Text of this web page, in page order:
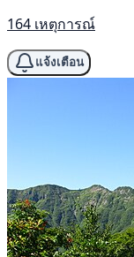
164 เหตุการณ์
แจ้งเตือน